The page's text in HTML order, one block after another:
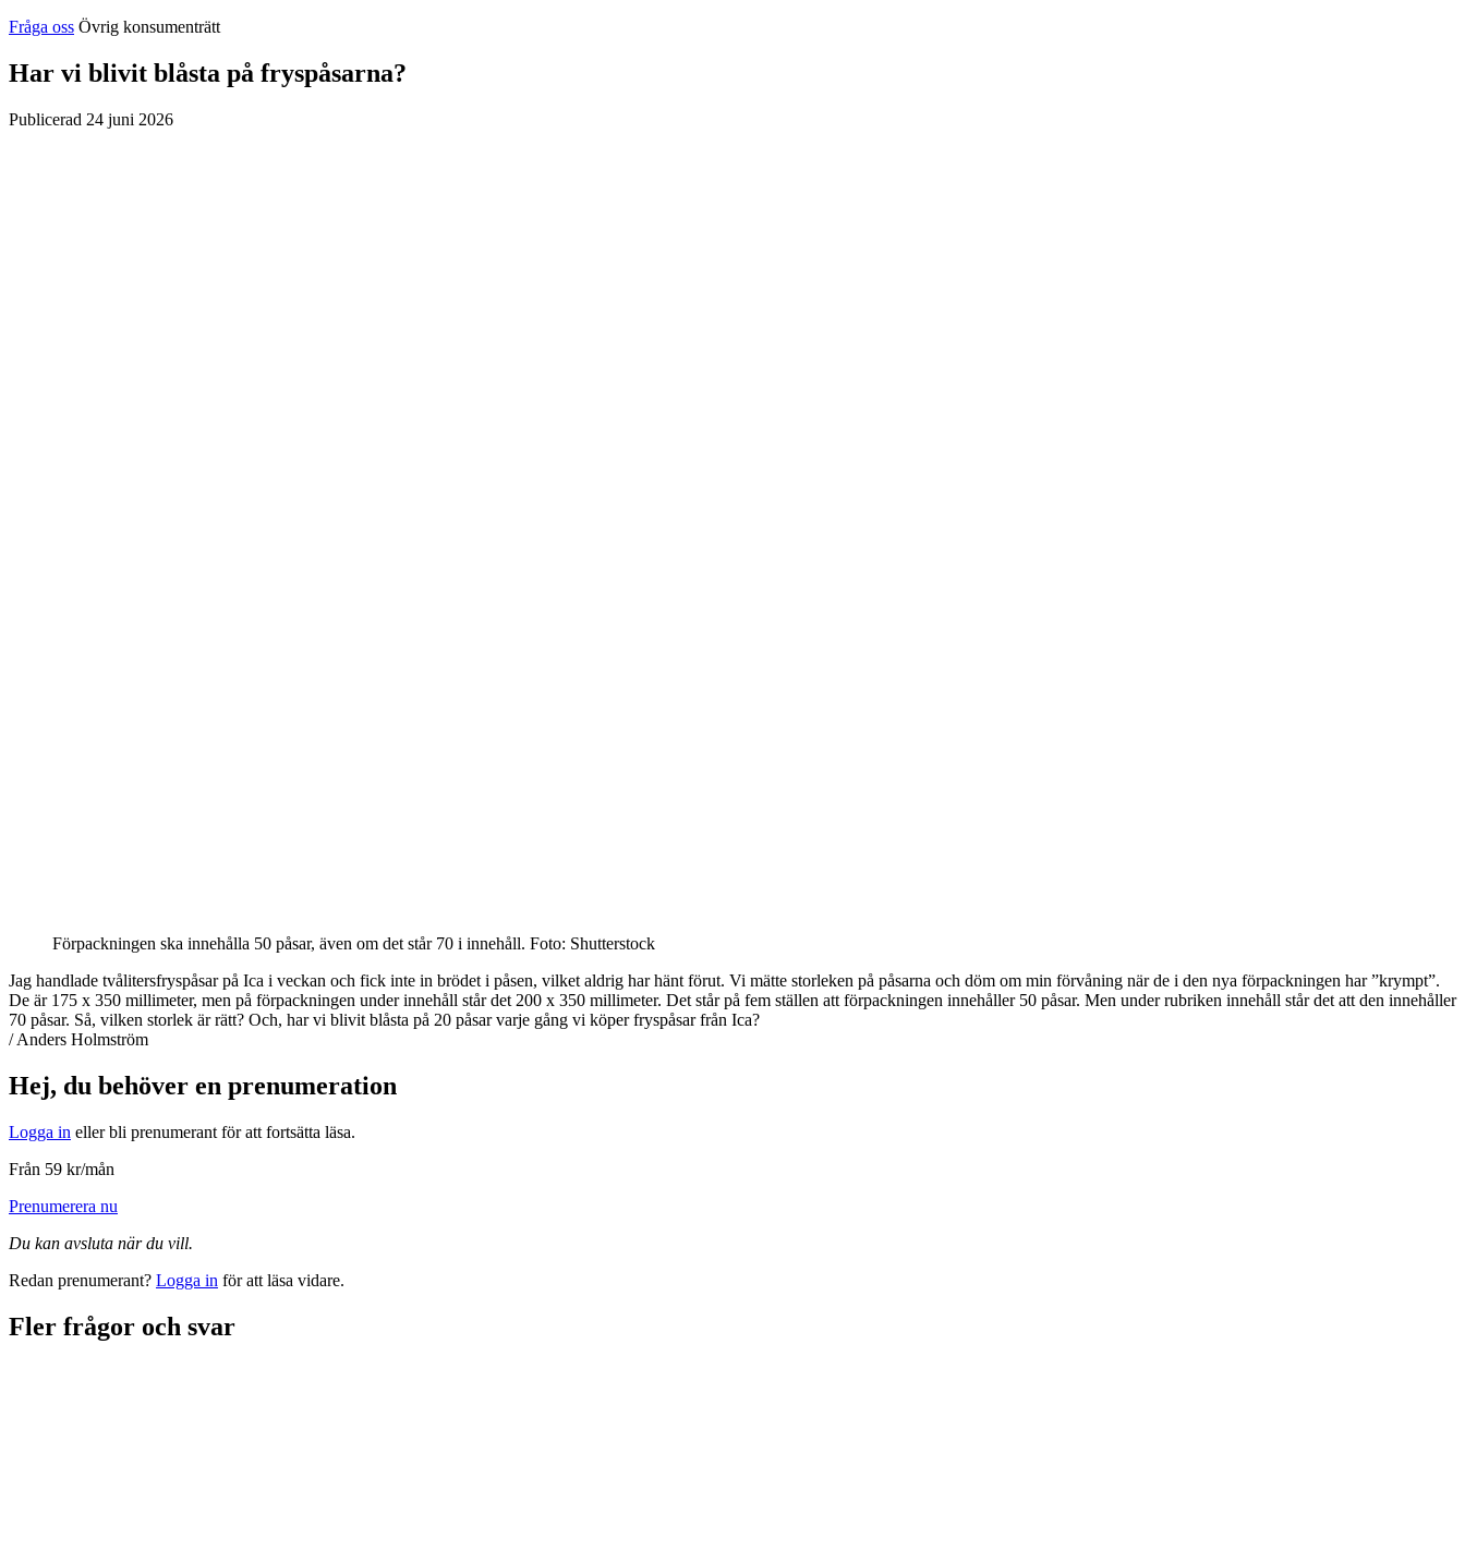
Fråga oss Övrig konsumenträtt
Har vi blivit blåsta på fryspåsarna?
Publicerad 24 juni 2026
Förpackningen ska innehålla 50 påsar, även om det står 70 i innehåll. Foto: Shutterstock
Jag handlade tvålitersfryspåsar på Ica i veckan och fick inte in brödet i påsen, vilket aldrig har hänt förut. Vi mätte storleken på påsarna och döm om min förvåning när de i den nya förpackningen har ”krympt”.
De är 175 x 350 millimeter, men på förpackningen under innehåll står det 200 x 350 millimeter. Det står på fem ställen att förpackningen innehåller 50 påsar. Men under rubriken innehåll står det att den innehåller
70 påsar. Så, vilken storlek är rätt? Och, har vi blivit blåsta på 20 påsar varje gång vi köper fryspåsar från Ica?
/ Anders Holmström
Hej, du behöver en prenumeration
Logga in eller bli prenumerant för att fortsätta läsa.
Från 59 kr/mån
Prenumerera nu
Du kan avsluta när du vill.
Redan prenumerant? Logga in för att läsa vidare.
Fler frågor och svar